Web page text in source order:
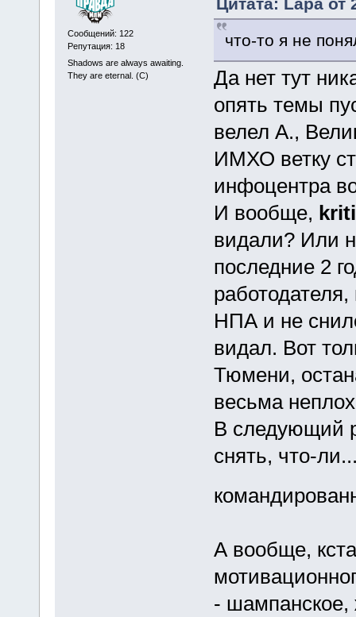
Сообщений: 122
Репутация: 18
Shadows are always awaiting.
They are eternal. (C)
Цитата: Lapa
что-то я не
Да нет тут
опять темы
велел А.,
ИМХО ветку
инфоцентра
И вообще,
видали? Или
последние 2
работодателя,
НПА и не
видал. Вот
Тюмени,
весьма
В следующий
снять, что-
А вообще,
- шампанское,